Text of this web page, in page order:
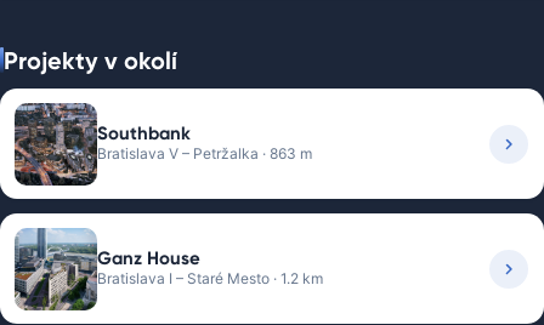
Projekty v okolí
Southbank
Bratislava V – Petržalka · 863 m
Ganz House
Bratislava I – Staré Mesto · 1.2 km